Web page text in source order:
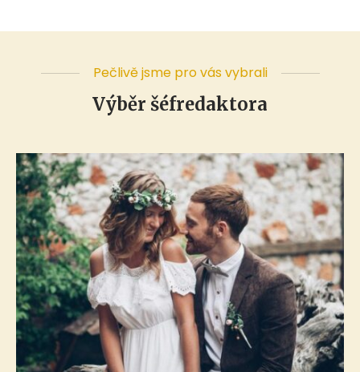
Pečlivě jsme pro vás vybrali
Výběr šéfredaktora